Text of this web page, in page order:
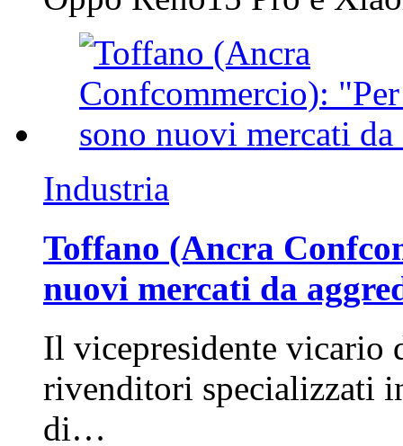
Industria
Toffano (Ancra
nuovi mercati da
Il vicepresidente vicario
rivenditori specializzati
di…